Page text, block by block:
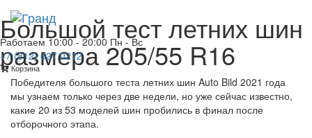
Работаем10:00 - 20:00 Пн - Вс
+7 (812)627 0212
Корзина
Большой тест летних шин
размера 205/55 R16
Победителя большого теста летних шин Auto Bild 2021 года
мы узнаем только через две недели, но уже сейчас известно,
какие 20 из 53 моделей шин пробились в финал после
отборочного этапа.